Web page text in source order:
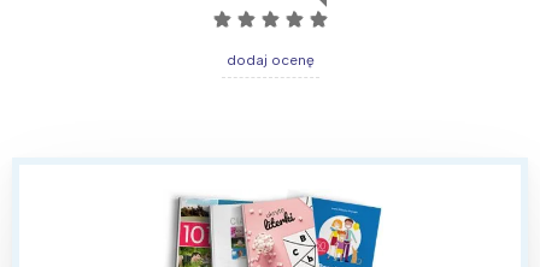
☆ ☆ ☆ ☆ ☆
dodaj ocenę